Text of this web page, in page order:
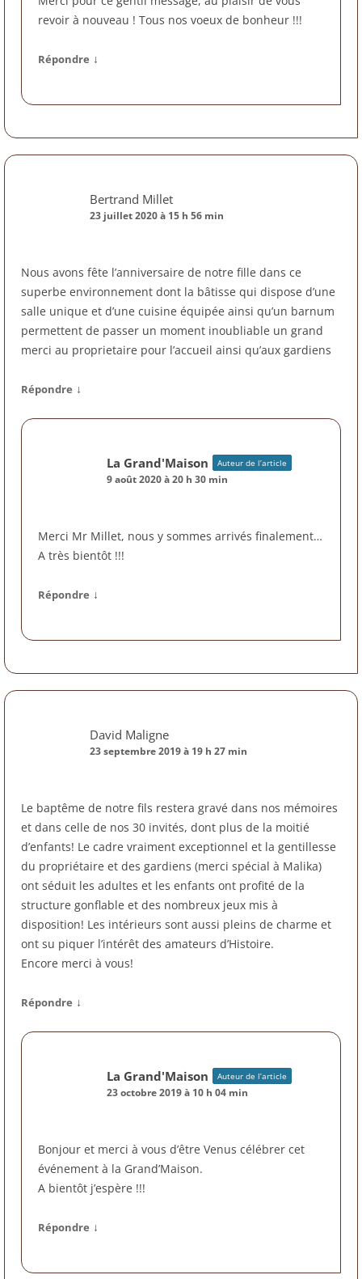
revoir à nouveau ! Tous nos voeux de bonheur !!!
Répondre ↓
Bertrand Millet
23 juillet 2020 à 15 h 56 min
Nous avons fête l’anniversaire de notre fille dans ce
superbe environnement dont la bâtisse qui dispose d’une
salle unique et d’une cuisine équipée ainsi qu’un barnum
permettent de passer un moment inoubliable un grand
merci au proprietaire pour l’accueil ainsi qu’aux gardiens
Répondre ↓
La Grand'Maison Auteur de l’article
9 août 2020 à 20 h 30 min
Merci Mr Millet, nous y sommes arrivés finalement…
A très bientôt !!!
Répondre ↓
David Maligne
23 septembre 2019 à 19 h 27 min
Le baptême de notre fils restera gravé dans nos mémoires
et dans celle de nos 30 invités, dont plus de la moitié
d’enfants! Le cadre vraiment exceptionnel et la gentillesse
du propriétaire et des gardiens (merci spécial à Malika)
ont séduit les adultes et les enfants ont profité de la
structure gonflable et des nombreux jeux mis à
disposition! Les intérieurs sont aussi pleins de charme et
ont su piquer l’intérêt des amateurs d’Histoire.
Encore merci à vous!
Répondre ↓
La Grand'Maison Auteur de l’article
23 octobre 2019 à 10 h 04 min
Bonjour et merci à vous d’être Venus célébrer cet
événement à la Grand’Maison.
A bientôt j’espère !!!
Répondre ↓